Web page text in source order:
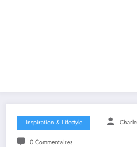
Inspiration & Lifestyle
0 Commentaires